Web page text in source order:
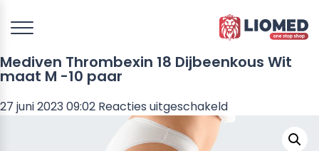
Mediven Thrombexin 18 Dijbeenkous Wit
maat M -10 paar
27 juni 2023 09:02 Reacties uitgeschakeldvoor
Thrombexin